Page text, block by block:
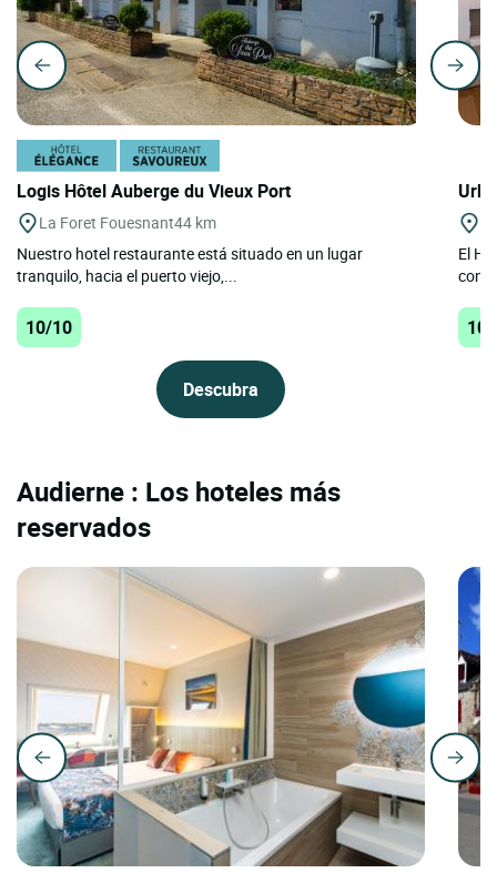
Logis Hôtel Auberge du Vieux Port
La Foret Fouesnant44 km
Nuestro hotel restaurante está situado en un lugar
tranquilo, hacia el puerto viejo,...
10/10
Descubra
El
Audierne : Los hoteles más
reservados